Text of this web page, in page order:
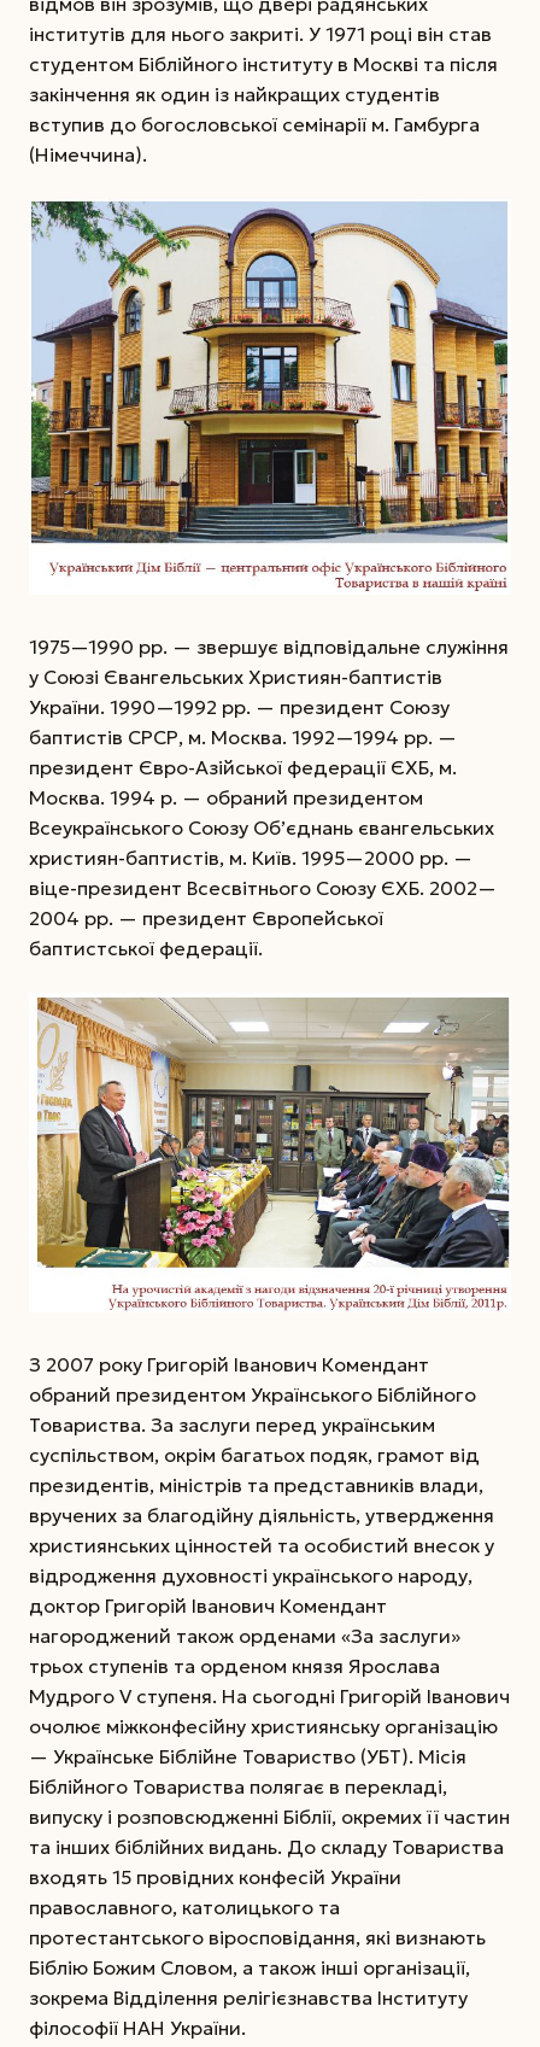
інститутів для нього закриті. У 1971 році він став
студентом Біблійного інституту в Москві та після
закінчення як один із найкращих студентів
вступив до богословської семінарії м. Гамбурга
(Німеччина).
1975—1990 рр. — звершує відповідальне служіння
у Союзі Євангельських Християн-баптистів
України. 1990—1992 рр. — президент Союзу
баптистів СРСР, м. Москва. 1992—1994 рр. —
президент Євро-Азійської федерації ЄХБ, м.
Москва. 1994 р. — обраний президентом
Всеукраїнського Союзу Об’єднань євангельських
християн-баптистів, м. Київ. 1995—2000 рр. —
віце-президент Всесвітнього Союзу ЄХБ. 2002—
2004 рр. — президент Європейської
баптистської федерації.
З 2007 року Григорій Іванович Комендант
обраний президентом Українського Біблійного
Товариства. За заслуги перед українським
суспільством, окрім багатьох подяк, грамот від
президентів, міністрів та представників влади,
вручених за благодійну діяльність, утвердження
християнських цінностей та особистий внесок у
відродження духовності українського народу,
доктор Григорій Іванович Комендант
нагороджений також орденами «За заслуги»
трьох ступенів та орденом князя Ярослава
Мудрого V ступеня. На сьогодні Григорій Іванович
очолює міжконфесійну християнську організацію
— Українське Біблійне Товариство (УБТ). Місія
Біблійного Товариства полягає в перекладі,
випуску і розповсюдженні Біблії, окремих її частин
та інших біблійних видань. До складу Товариства
входять 15 провідних конфесій України
православного, католицького та
протестантського віросповідання, які визнають
Біблію Божим Словом, а також інші організації,
зокрема Відділення релігієзнавства Інституту
філософії НАН України.